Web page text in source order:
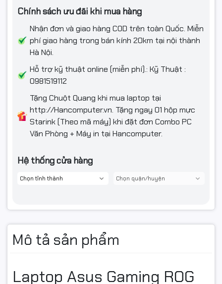
Chính sách ưu đãi khi mua hàng
Nhận đơn và giao hàng COD trên toàn Quốc. Miễn
phí giao hàng trong bán kính 20km tại nội thành
Hà Nội.
Hỗ trợ kỹ thuật online (miễn phí).: Kỹ Thuật :
0981519112
Tặng Chuột Quang khi mua laptop tại
http://Hancomputer.vn. Tặng ngay 01 hộp mực
Starink (Theo mã máy) khi đặt đơn Combo PC
Văn Phòng + Máy in tại Hancomputer.
Hệ thống cửa hàng
Mô tả sản phẩm
Laptop Asus Gaming ROG
Thông tin khác
Thông số pin 90WHrs, 4S1P, 4-cell Li-ion
Kích thước
Trọng lượng 2,5 Kg
Chất liệu Vỏ nhôm